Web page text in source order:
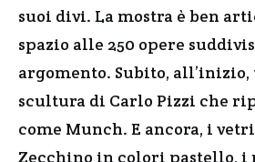
suoi divi. La mostra è ben
spazio alle 250 opere
argomento. Subito,
scultura di Carlo Pizzi che
come Munch. E ancora, i
Zecchino in colori pastello, i